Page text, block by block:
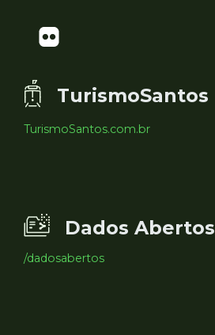
TurismoSantos
TurismoSantos.com.br
Dados Abertos
/dadosabertos